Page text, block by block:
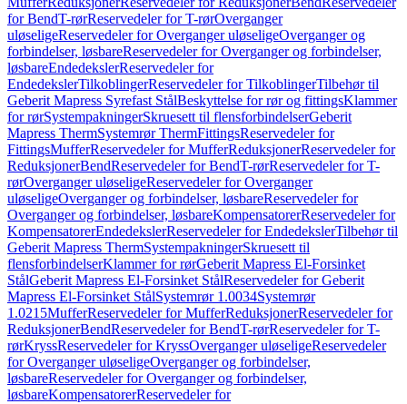
for BendT-rørReservedeler for T-rørOverganger
uløseligeReservedeler for Overganger uløseligeOverganger og
forbindelser, løsbareReservedeler for Overganger og forbindelser,
løsbareEndedekslerReservedeler for
EndedekslerTilkoblingerReservedeler for TilkoblingerTilbehør til
Geberit Mapress Syrefast StålBeskyttelse for rør og fittingsKlammer
for rørSystempakningerSkruesett til flensforbindelserGeberit
Mapress ThermSystemrør ThermFittingsReservedeler for
FittingsMufferReservedeler for MufferReduksjonerReservedeler for
ReduksjonerBendReservedeler for BendT-rørReservedeler for T-
rørOverganger uløseligeReservedeler for Overganger
uløseligeOverganger og forbindelser, løsbareReservedeler for
Overganger og forbindelser, løsbareKompensatorerReservedeler for
KompensatorerEndedekslerReservedeler for EndedekslerTilbehør til
Geberit Mapress ThermSystempakningerSkruesett til
flensforbindelserKlammer for rørGeberit Mapress El-Forsinket
StålGeberit Mapress El-Forsinket StålReservedeler for Geberit
Mapress El-Forsinket StålSystemrør 1.0034Systemrør
1.0215MufferReservedeler for MufferReduksjonerReservedeler for
ReduksjonerBendReservedeler for BendT-rørReservedeler for T-
rørKryssReservedeler for KryssOverganger uløseligeReservedeler
for Overganger uløseligeOverganger og forbindelser,
løsbareReservedeler for Overganger og forbindelser,
løsbareKompensatorerReservedeler for